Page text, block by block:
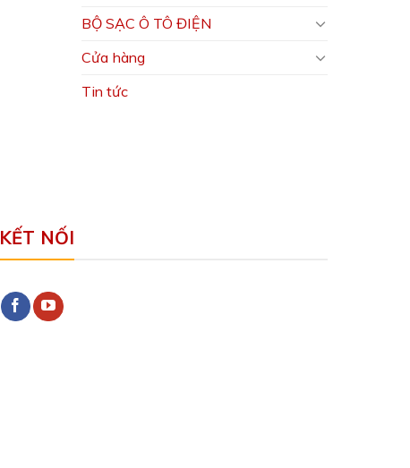
BỘ SẠC Ô TÔ ĐIỆN
Cửa hàng
Tin tức
KẾT NỐI